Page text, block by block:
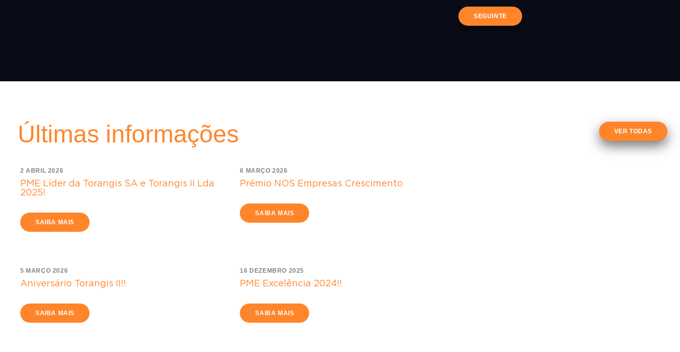
SEGUINTE
Últimas informações VER TODAS
2 ABRIL 2026
PME Líder da Torangis SA e Torangis II Lda
2025!
SAIBA MAIS
6 MARÇO 2026
Prémio NOS Empresas Crescimento
SAIBA MAIS
5 MARÇO 2026
Aniversário Torangis II!!
SAIBA MAIS
16 DEZEMBRO 2025
PME Excelência 2024!!
SAIBA MAIS